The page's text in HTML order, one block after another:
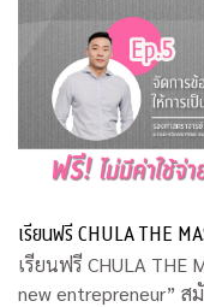
เรียนฟรี CHULA THE
เรียนฟรี CHULA THE MASTER